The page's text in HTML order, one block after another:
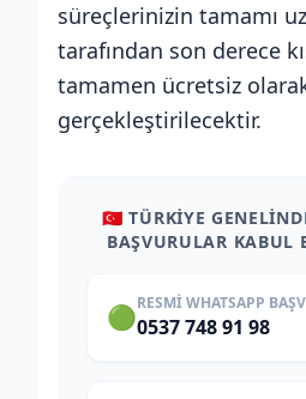
süreçlerinizin tamamı
tarafından son derece
tamamen ücretsiz
gerçekleştirilecektir.
🇹🇷 TÜRKİYE
BAŞVURULAR KABUL
🟢RESMI WHATSAPP
0537 748 91 98